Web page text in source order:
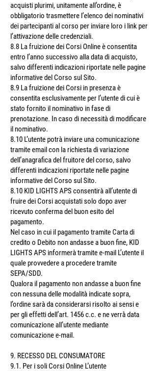
acquisti plurimi, unitamente all’ordine, è
obbligatorio trasmettere l’elenco dei nominativi
dei partecipanti al corso per inviare loro i link per
l’attivazione delle credenziali.
8.8 La fruizione dei Corsi Online è consentita
entro l’anno successivo alla data di acquisto,
salvo differenti indicazioni riportate nelle pagine
informative del Corso sul Sito.
8.9 La fruizione dei Corsi in presenza è
consentita esclusivamente per l’utente di cui è
stato fornito il nominativo in fase di
prenotazione. In caso di necessità di modificare
il nominativo.
8.10 L’utente potrà inviare una comunicazione
tramite email con la richiesta di variazione
dell’anagrafica del fruitore del corso, salvo
differenti indicazioni riportate nelle pagine
informative del Corso sul Sito.
8.10 KID LIGHTS APS consentirà all’utente di
fruire dei Corsi acquistati solo dopo aver
ricevuto conferma del buon esito del
pagamento.
Nel caso in cui il pagamento tramite Carta di
credito o Debito non andasse a buon fine, KID
LIGHTS APS informerà tramite e-mail L’utente il
quale provvedere a procedere tramite
SEPA/SDD.
Qualora il pagamento non andasse a buon fine
con nessuna delle modalità indicate sopra,
l’ordine sarà da considerarsi risolto ai sensi e
per gli effetti dell’art. 1456 c.c. e ne verrà̀ data
comunicazione all’utente mediante
comunicazione e-mail.
9. RECESSO DEL CONSUMATORE
9.1. Per i soli Corsi Online L’utente